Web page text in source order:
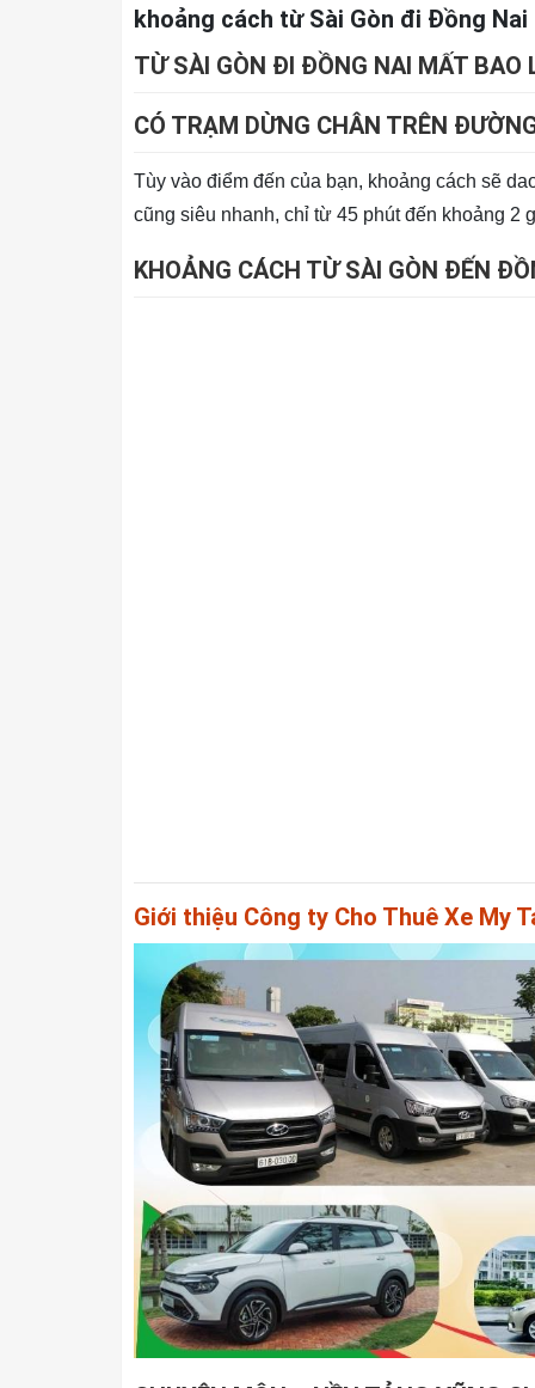
khoảng cách từ Sài Gòn đi Đồng Nai
TỪ SÀI GÒN ĐI ĐỒNG NAI MẤT BAO
CÓ TRẠM DỪNG CHÂN TRÊN
Tùy vào điểm đến của bạn, khoảng cách sẽ
cũng siêu nhanh, chỉ từ 45 phút đến khoảng 2
KHOẢNG CÁCH TỪ SÀI GÒN ĐẾN
Giới thiệu Công ty Cho Thuê Xe My